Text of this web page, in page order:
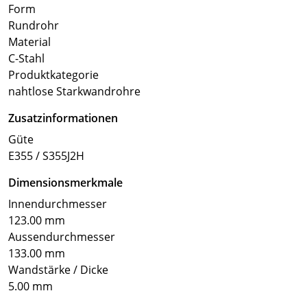
Form
Rundrohr
Material
C-Stahl
Produktkategorie
nahtlose Starkwandrohre
Zusatzinformationen
Güte
E355 / S355J2H
Dimensionsmerkmale
Innendurchmesser
123.00 mm
Aussendurchmesser
133.00 mm
Wandstärke / Dicke
5.00 mm